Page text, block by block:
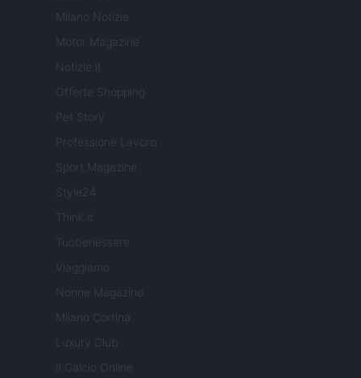
Milano Notizie
Motor Magazine
Notizie.it
Offerte Shopping
Pet Story
Professione Lavoro
Sport Magazine
Style24
Think.it
Tuobenessere
Viaggiamo
Nonne Magazine
Milano Cortina
Luxury Club
Il Calcio Online